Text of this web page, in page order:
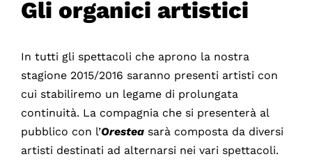
Gli organici artistici
In tutti gli spettacoli che aprono la nostra
stagione 2015/2016 saranno presenti artisti con
cui stabiliremo un legame di prolungata
continuità. La compagnia che si presenterà al
pubblico con l’Orestea sarà composta da diversi
artisti destinati ad alternarsi nei vari spettacoli.